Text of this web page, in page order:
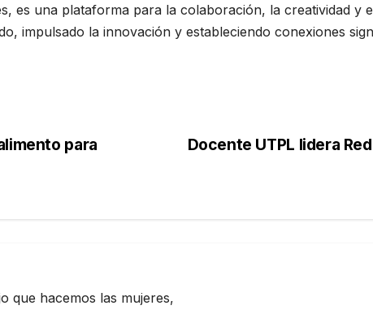
es una plataforma para la colaboración, la creatividad y
impulsado la innovación y estableciendo conexiones
Docente UTPL lidera
para
que hacemos las mujeres,